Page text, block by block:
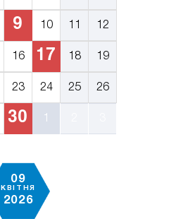
9 10 11 12
16 17 18 19
23 24 25 26
30 1
09
КВІТНЯ
2026